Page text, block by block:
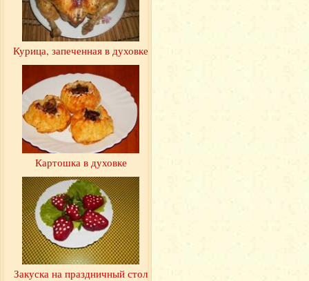
Курица, запеченная в духовке
Картошка в духовке
Закуска на праздничный стол